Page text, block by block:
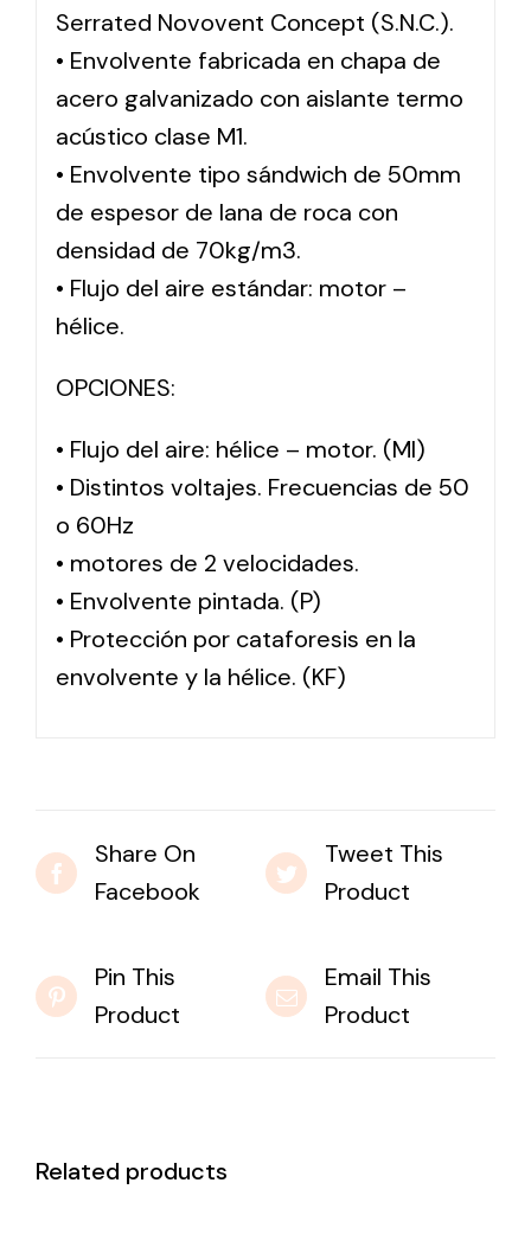
Serrated Novovent Concept (S.N.C.).
• Envolvente fabricada en chapa de
acero galvanizado con aislante termo
acústico clase M1.
• Envolvente tipo sándwich de 50mm
de espesor de lana de roca con
densidad de 70kg/m3.
• Flujo del aire estándar: motor –
hélice.
OPCIONES:
• Flujo del aire: hélice – motor. (MI)
• Distintos voltajes. Frecuencias de 50
o 60Hz
• motores de 2 velocidades.
• Envolvente pintada. (P)
• Protección por cataforesis en la
envolvente y la hélice. (KF)
Share On
Facebook
Tweet This
Product
Pin This
Product
Email This
Product
Related products